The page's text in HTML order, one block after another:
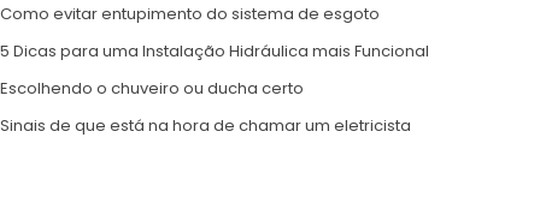
Como evitar entupimento do sistema de esgoto
5 Dicas para uma Instalação Hidráulica mais Funcional
Escolhendo o chuveiro ou ducha certo
Sinais de que está na hora de chamar um eletricista